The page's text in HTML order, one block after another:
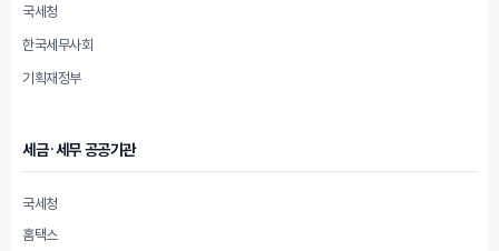
국세청
한국세무사회
기획재정부
세금·세무 공공기관
국세청
홈택스